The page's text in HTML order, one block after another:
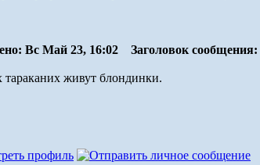
Вс Май 23, 16:02 Заголовок сообщения:
тараканих живут блондинки.